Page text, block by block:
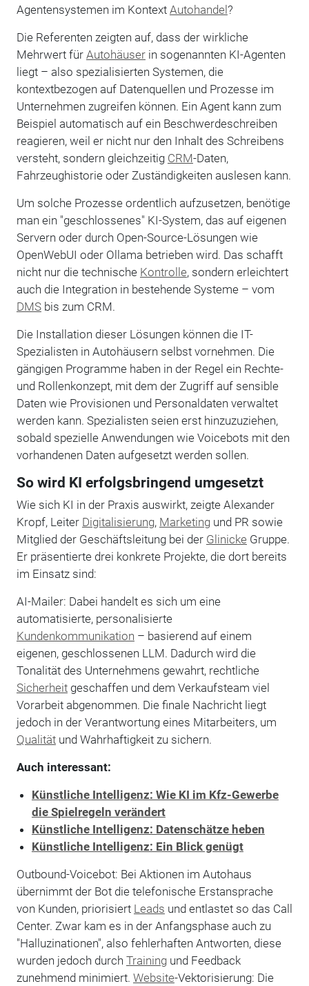
Agentensystemen im Kontext Autohandel?
Die Referenten zeigten auf, dass der wirkliche
Mehrwert für Autohäuserin sogenannten KI-Agenten
liegt – also spezialisierten Systemen, die
kontextbezogen auf Datenquellen und Prozesse im
Unternehmen zugreifen können. Ein Agent kann zum
Beispiel automatisch auf ein Beschwerdeschreiben
reagieren, weil er nicht nur den Inhalt des Schreibens
versteht, sondern gleichzeitig CRM-Daten,
Fahrzeughistorie oder Zuständigkeiten auslesen kann.
Um solche Prozesse ordentlich aufzusetzen, benötige
man ein "geschlossenes" KI-System, das auf eigenen
Servern oder durch Open-Source-Lösungen wie
OpenWebUI oder Ollama betrieben wird. Das schafft
nicht nur die technische Kontrolle, sondern erleichtert
auch die Integration in bestehende Systeme – vom
DMSbis zum CRM.
Die Installation dieser Lösungen können die IT-
Spezialisten in Autohäusern selbst vornehmen. Die
gängigen Programme haben in der Regel ein Rechte-
und Rollenkonzept, mit dem der Zugriff auf sensible
Daten wie Provisionen und Personaldaten verwaltet
werden kann. Spezialisten seien erst hinzuzuziehen,
sobald spezielle Anwendungen wie Voicebots mit den
vorhandenen Daten aufgesetzt werden sollen.
So wird KI erfolgsbringend umgesetzt
Wie sich KI in der Praxis auswirkt, zeigte Alexander
Kropf, Leiter Digitalisierung, Marketingund PR sowie
Mitglied der Geschäftsleitung bei der Glinicke Gruppe.
Er präsentierte drei konkrete Projekte, die dort bereits
im Einsatz sind:
AI-Mailer: Dabei handelt es sich um eine
automatisierte, personalisierte
Kundenkommunikation – basierend auf einem
eigenen, geschlossenen LLM. Dadurch wird die
Tonalität des Unternehmens gewahrt, rechtliche
Sicherheitgeschaffen und dem Verkaufsteam viel
Vorarbeit abgenommen. Die finale Nachricht liegt
jedoch in der Verantwortung eines Mitarbeiters, um
Qualitätund Wahrhaftigkeit zu sichern.
Auch interessant:
Künstliche Intelligenz: Wie KI im Kfz-Gewerbe
die Spielregeln verändert
Künstliche Intelligenz: Datenschätze heben
Künstliche Intelligenz: Ein Blick genügt
Outbound-Voicebot: Bei Aktionen im Autohaus
übernimmt der Bot die telefonische Erstansprache
von Kunden, priorisiert Leads und entlastet so das Call
Center. Zwar kam es in der Anfangsphase auch zu
"Halluzinationen", also fehlerhaften Antworten, diese
wurden jedoch durch Trainingund Feedback
zunehmend minimiert. Website-Vektorisierung: Die